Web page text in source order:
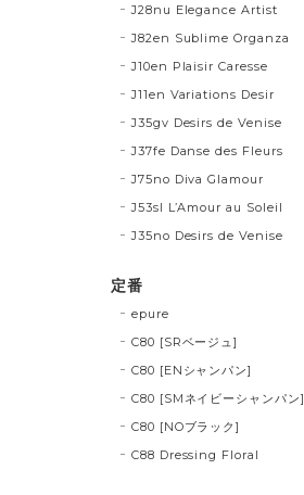
J28nu Elegance Artist
J82en Sublime Organza
J10en Plaisir Caresse
J11en Variations Desir
J35gv Desirs de Venise
J37fe Danse des Fleurs
J75no Diva Glamour
J53sl L’Amour au Soleil
J35no Desirs de Venise
定番
epure
C80 [SRベージュ]
C80 [ENシャンパン]
C80 [SMネイビーシャンパン]
C80 [NOブラック]
C88 Dressing Floral